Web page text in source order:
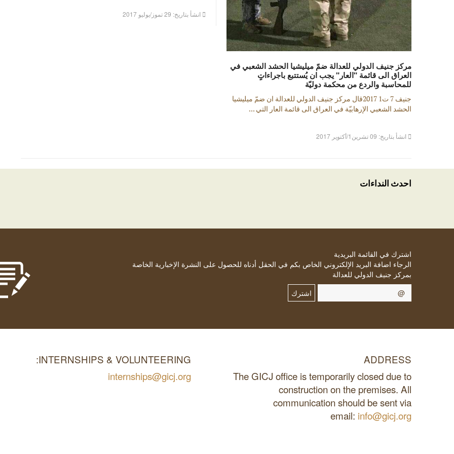
مركز جنيف الدولي للعدالة ضمّ ميليشيا الحشد الشعبي في
العراق الى قائمة "العار" يجب ان يُستتبع باجراءاتٍ
للمحاسبة والردع من محكمة دوليّة
جنيف 7 ت1 2017قال مركز جنيف الدولي للعدالة ان ضمّ ميليشيا
الحشد الشعبي الإرهابيّة في العراق الى قائمة العار التي ...
انشأ بتاريخ: 09 تشرين1/أكتوير 2017
انشأ بتاريخ: 29 تموز/يوليو 2017
احدث النداءات
اشترك في القائمة البريدية
الرجاء اضافة البريد الإلكتروني الخاص بكم في الحقل أدناه للحصول على النشرة الإخبارية الخاصة
بمركز جنيف الدولي للعدالة
اشترك
ADDRESS
The GICJ office is temporarily closed due to
construction on the premises. All
communication should be sent via
email: info@gicj.org
INTERNSHIPS & VOLUNTEERING:
internships@gicj.org